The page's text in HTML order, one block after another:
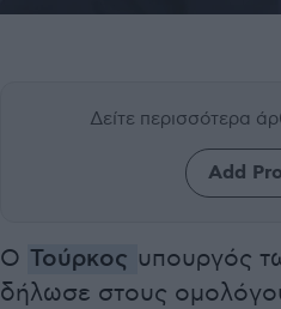
Δείτε περισσότερα
Add
Ο Τούρκος υπουργός
δήλωσε στους